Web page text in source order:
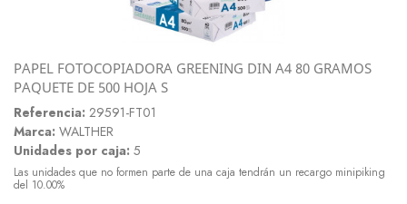
PAPEL FOTOCOPIADORA GREENING DIN A4 80 GRAMOS
PAQUETE DE 500 HOJA S
Referencia: 29591-FT01
Marca: WALTHER
Unidades por caja: 5
Las unidades que no formen parte de una caja tendrán un recargo minipiking
del 10.00%